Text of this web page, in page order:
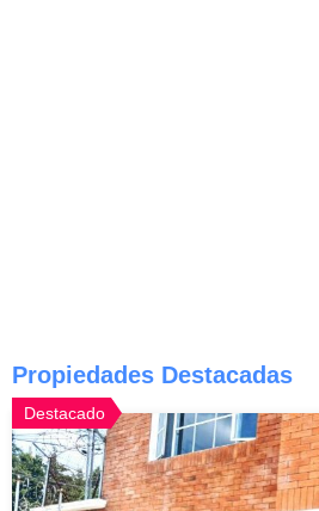
Propiedades Destacadas
Destacado